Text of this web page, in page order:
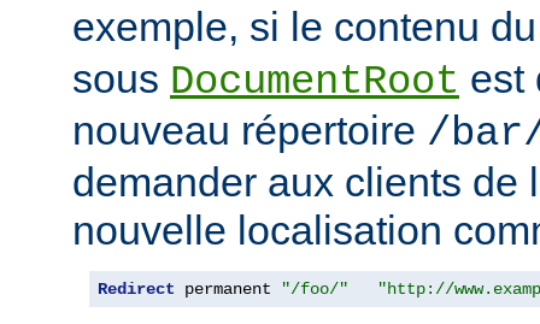
exemple, si le contenu
sous DocumentRoot est
nouveau répertoire /
demander aux clients de
nouvelle localisation
Redirect permanent "/foo/" "http://